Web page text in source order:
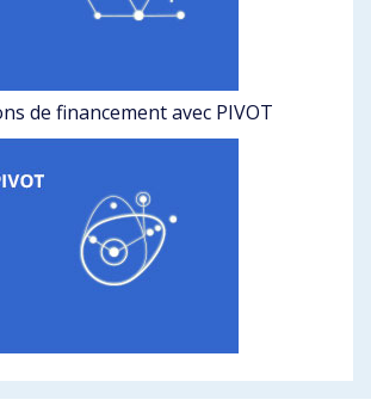
de financement avec PIVOT